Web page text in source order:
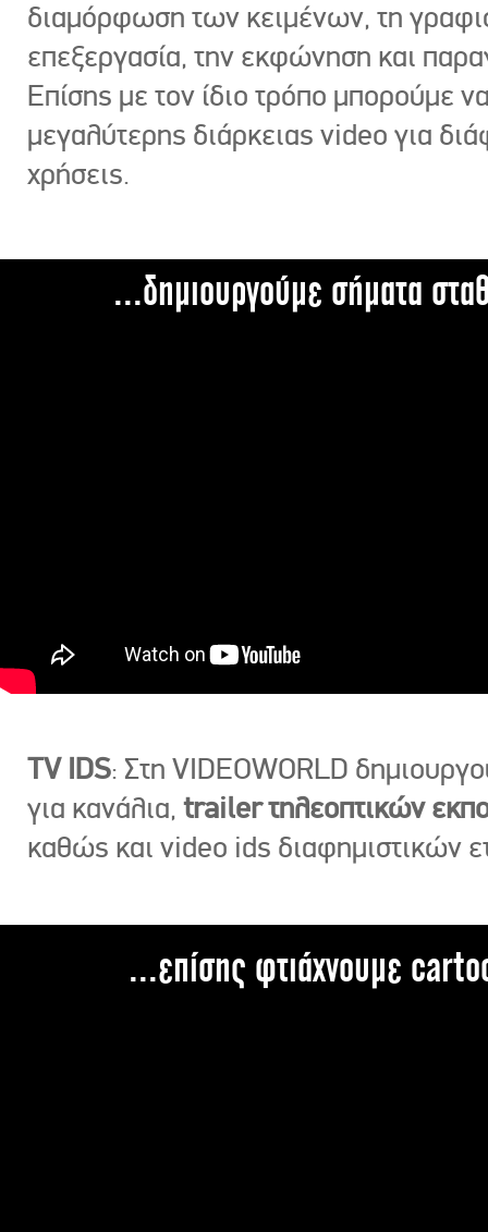
διαμόρφωση των κειμένων, τη
επεξεργασία, την εκφώνηση και
Επίσης με τον ίδιο τρόπο μπορούμε
μεγαλύτερης διάρκειας video για
χρήσεις.
...δημιουργούμε σήματα
TV IDS: Στη VIDEOWORLD
για κανάλια, trailer τηλεοπτικών
καθώς και video ids διαφημιστικών
...επίσης φτιάχνουμε